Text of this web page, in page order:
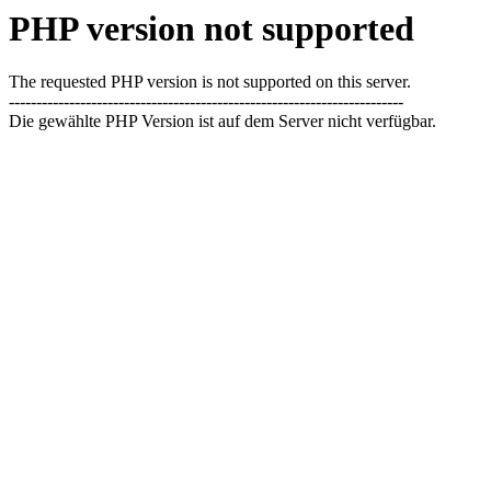
PHP version not supported
The requested PHP version is not supported on this server.
------------------------------------------------------------------------
Die gewählte PHP Version ist auf dem Server nicht verfügbar.